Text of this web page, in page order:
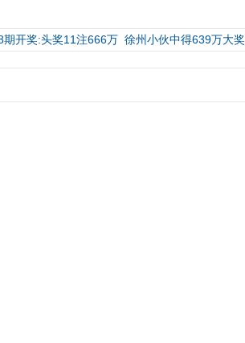
期开奖:头奖11注666万 徐州小伙中得639万大奖